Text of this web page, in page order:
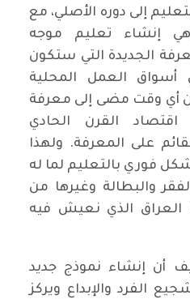
إلى دوره الأصلي، مع
إنشاء تعليم موجه
الجديدة التي ستكون
العمل المحلية
من أي وقت مضى إلى معرفة
القرن الحادي
على المعرفة. ولهذا
فوري بالتعليم لما له
والبطالة وغيرها من
العراق الذي نعيش فيه
أن إنشاء نموذج جديد
الفرد والإبداع ويركز